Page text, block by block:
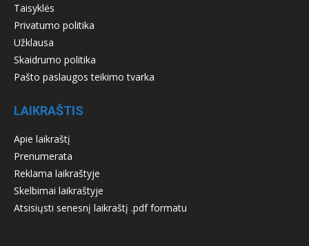
Taisyklės
Privatumo politika
Užklausa
Skaidrumo politika
Pašto paslaugos teikimo tvarka
LAIKRAŠTIS
Apie laikraštį
Prenumerata
Reklama laikraštyje
Skelbimai laikraštyje
Atsisiųsti senesnį laikraštį .pdf formatu